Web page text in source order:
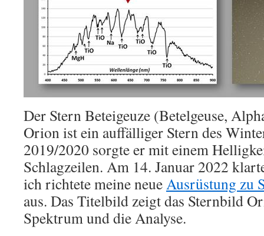
Der Stern Beteigeuze (Betelgeuse,
Orion ist ein auffälliger Stern des
2019/2020 sorgte er mit einem
Schlagzeilen. Am 14. Januar 2022
ich richtete meine neueAusrüstung zu
aus. Das Titelbild zeigt das Sternbild
Spektrum und die Analyse.